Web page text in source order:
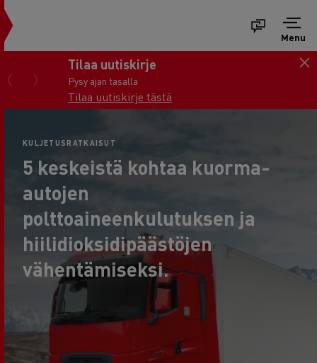
Menu
Tilaa uutiskirje
Pysy ajan tasalla
Tilaa uutiskirje tästä
KULJETUSRATKAISUT
5 keskeistä kohtaa kuorma-
autojen
polttoaineenkulutuksen ja
hiilidioksidipäästöjen
vähentämiseksi.